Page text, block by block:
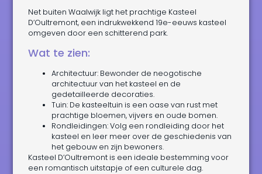
Net buiten Waalwijk ligt het prachtige Kasteel
D’Oultremont, een indrukwekkend 19e-eeuws kasteel
omgeven door een schitterend park.
Wat te zien:
Architectuur: Bewonder de neogotische
architectuur van het kasteel en de
gedetailleerde decoraties.
Tuin: De kasteeltuin is een oase van rust met
prachtige bloemen, vijvers en oude bomen.
Rondleidingen: Volg een rondleiding door het
kasteel en leer meer over de geschiedenis van
het gebouw en zijn bewoners.
Kasteel D’Oultremont is een ideale bestemming voor
een romantisch uitstapje of een culturele dag.